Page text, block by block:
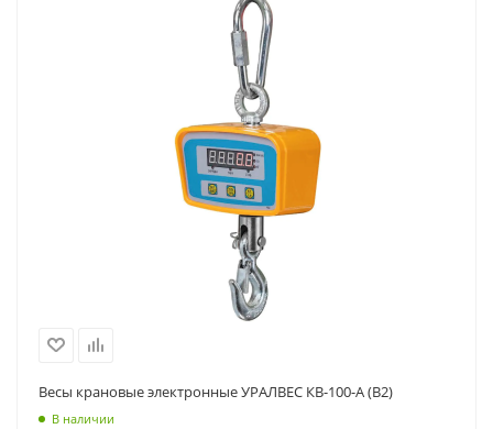
Весы крановые электронные УРАЛВЕС КВ-100-А (В2)
В наличии